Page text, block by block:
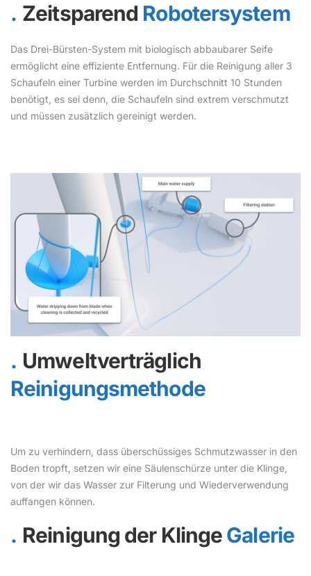
Zeitsparend Robotersystem
Das Drei-Bürsten-System mit biologisch abbaubarer Seife
ermöglicht eine effiziente Entfernung. Für die Reinigung aller 3
Schaufeln einer Turbine werden im Durchschnitt 10 Stunden
benötigt, es sei denn, die Schaufeln sind extrem verschmutzt
und müssen zusätzlich gereinigt werden.
Umweltverträglich
Reinigungsmethode
Um zu verhindern, dass überschüssiges Schmutzwasser in den
Boden tropft, setzen wir eine Säulenschürze unter die Klinge,
von der wir das Wasser zur Filterung und Wiederverwendung
auffangen können.
Reinigung der KlingeGalerie